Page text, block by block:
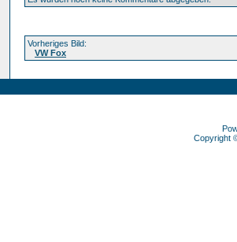
Vorheriges Bild:
VW Fox
Copyright